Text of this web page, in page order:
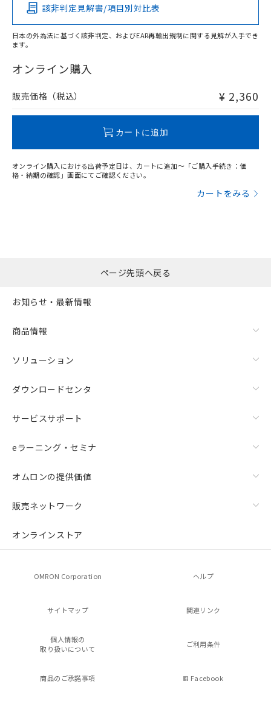
O
在庫等で未対応品が混在する可能性があります。
問い合わせください。
該非判定見解書/項目別対比表
日本の外為法に基づく該非判定、およびEAR再輸出規制に関する見解が入手でき
ます。
オンライン購入
販売価格（税込） ¥ 2,360
カートに追加
オンライン購入における出荷予定日は、カートに追加～「ご購入手続き：価
格・納期の確認」画面にてご確認ください。
カートをみる
ページ先頭へ戻る
お知らせ・最新情報
商品情報
ソリューション
ダウンロードセンタ
サービスサポート
eラーニング・セミナ
オムロンの提供価値
販売ネットワーク
オンラインストア
OMRON Corporation ヘルプ
サイトマップ 関連リンク
個人情報の
取り扱いについて
ご利用条件
商品のご承諾事項 Facebook